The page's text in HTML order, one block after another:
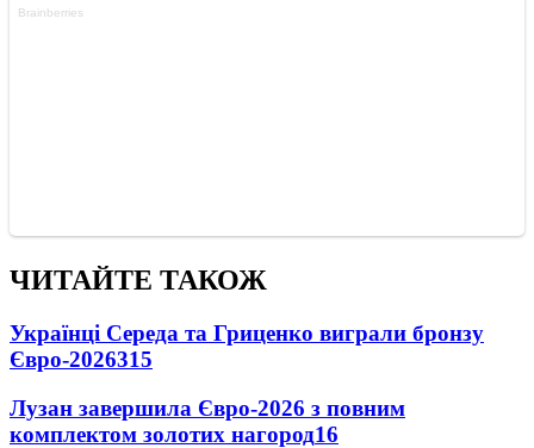
ЧИТАЙТЕ ТАКОЖ
Українці Середа та Гриценко виграли бронзу
Євро-2026315
Лузан завершила Євро-2026 з повним
комплектом золотих нагород16